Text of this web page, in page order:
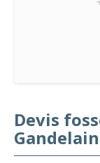
Devis